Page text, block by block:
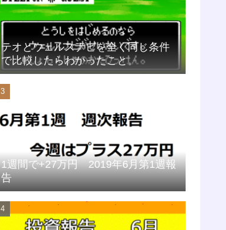
テオとウェルスナビを全く同じ条件
で比較したらわかったこと。
1週間で+27万円 2019年6月第1週報
告